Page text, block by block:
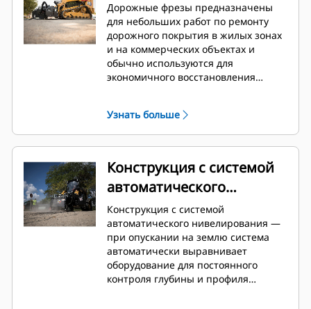
Дорожные фрезы предназначены
для небольших работ по ремонту
дорожного покрытия в жилых зонах
и на коммерческих объектах и
обычно используются для
экономичного восстановления
удаления дефектов перед укладкой
нового покрытия, снятия
поврежденного покрытия, удаления
дорожной разметки, а также для
работ, где ограничено
использование самоходных фрез.
Узнать больше
Конструкция с системой
автоматического
нивелирования
Конструкция с системой
автоматического нивелирования —
при опускании на землю система
автоматически выравнивает
оборудование для постоянного
контроля глубины и профиля